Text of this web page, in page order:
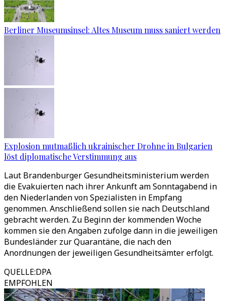
Berliner Museumsinsel: Altes Museum muss saniert werden
Explosion mutmaßlich ukrainischer Drohne in Bulgarien
löst diplomatische Verstimmung aus
Laut Brandenburger Gesundheitsministerium werden
die Evakuierten nach ihrer Ankunft am Sonntagabend in
den Niederlanden von Spezialisten in Empfang
genommen. Anschließend sollen sie nach Deutschland
gebracht werden. Zu Beginn der kommenden Woche
kommen sie den Angaben zufolge dann in die jeweiligen
Bundesländer zur Quarantäne, die nach den
Anordnungen der jeweiligen Gesundheitsämter erfolgt.
QUELLE:DPA
EMPFOHLEN